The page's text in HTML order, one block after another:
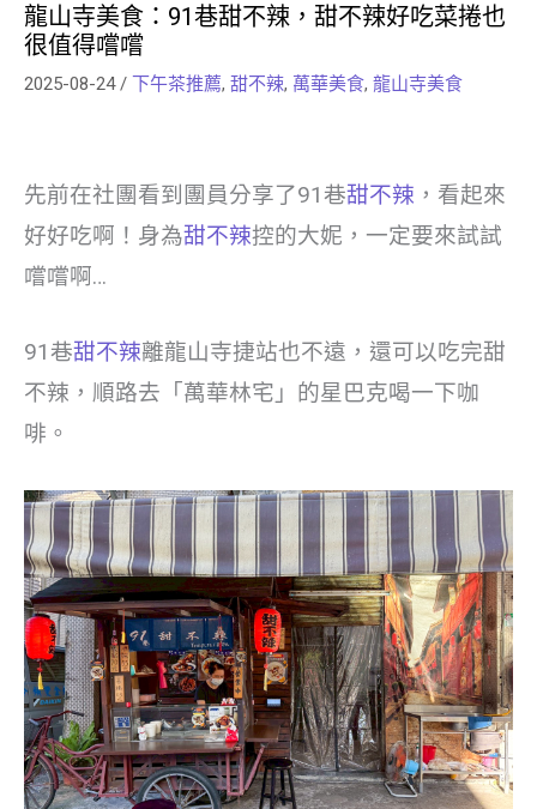
龍山寺美食：91巷甜不辣，甜不辣好吃菜捲也
很值得嚐嚐
2025-08-24 / 下午茶推薦, 甜不辣, 萬華美食, 龍山寺美食
先前在社團看到團員分享了91巷甜不辣 ，看起來
好好吃啊！身為甜不辣控的大妮，一定要來試試
嚐嚐啊…
91巷甜不辣離龍山寺捷站也不遠，還可以吃完甜
不辣，順路去「萬華林宅」的星巴克喝一下咖
啡。